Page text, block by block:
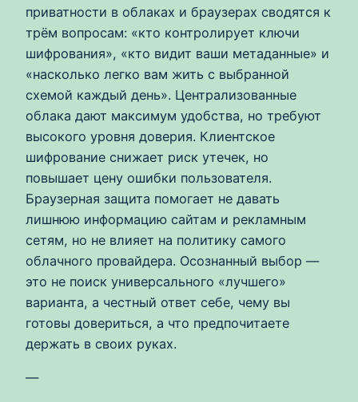
приватности в облаках и браузерах сводятся к
трём вопросам: «кто контролирует ключи
шифрования», «кто видит ваши метаданные» и
«насколько легко вам жить с выбранной
схемой каждый день». Централизованные
облака дают максимум удобства, но требуют
высокого уровня доверия. Клиентское
шифрование снижает риск утечек, но
повышает цену ошибки пользователя.
Браузерная защита помогает не давать
лишнюю информацию сайтам и рекламным
сетям, но не влияет на политику самого
облачного провайдера. Осознанный выбор —
это не поиск универсального «лучшего»
варианта, а честный ответ себе, чему вы
готовы довериться, а что предпочитаете
держать в своих руках.
—